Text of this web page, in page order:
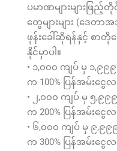
ပမာဏများများဖြည့်
တွေများများ (ဒေတာအ
ဖုန်းခေါ်ဆိုရန်နှင့် စာ
နိုင်မှာပါ။
• ၁,၀၀၀ ကျပ် မှ ၁,၉၉
က 100% ပြန်အမ်းငွ
• ၂,၀၀၀ ကျပ် မှ ၅,၉၉
က 200% ပြန်အမ်းငွ
• ၆,၀၀၀ ကျပ် မှ ၉,၉၉
က 300% ပြန်အမ်းငွ